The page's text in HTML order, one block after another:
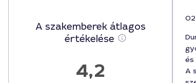
A szakemberek átlagos
értékelése
4,2
és
A